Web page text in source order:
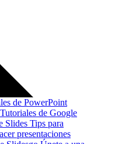
de PowerPoint
Tutoriales de Google
Slides Tips para
presentaciones